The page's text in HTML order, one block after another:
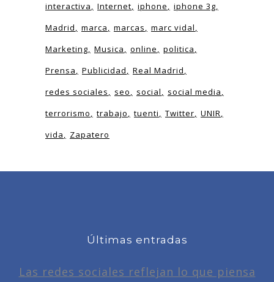
interactiva
Internet iphone
iphone 3g
Madrid
marca marcas
marc vidal
Marketing
Musica online
politica
Prensa
Publicidad
Real Madrid
redes sociales
seo social
social media
terrorismo
trabajo tuenti Twitter
UNIR
vida
Zapatero
Últimas entradas
Las redes sociales reflejan lo que piensa